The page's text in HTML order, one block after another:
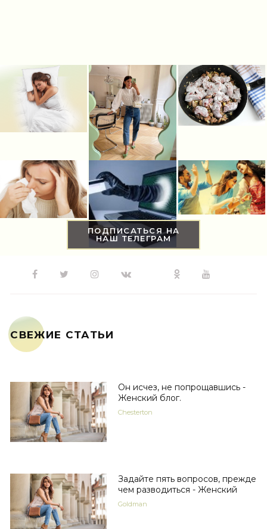
ПОДПИСАТЬСЯ НА
НАШ ТЕЛЕГРАМ
СВЕЖИЕ СТАТЬИ
Он исчез, не попрощавшись -
Женский блог.
Chesterton
Задайте пять вопросов, прежде
чем разводиться - Женский
Goldman